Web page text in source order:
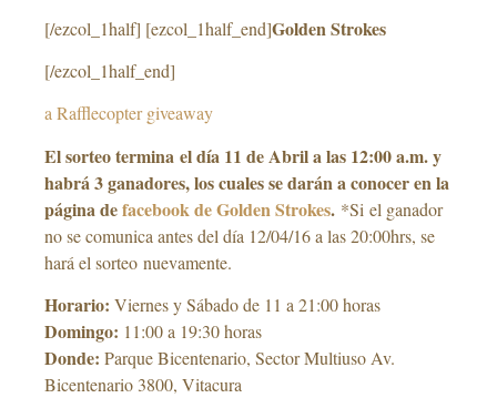
[/ezcol_1half] [ezcol_1half_end]Golden Strokes
[/ezcol_1half_end]
a Rafflecopter giveaway
El sorteo termina el día 11 de Abril a las 12:00 a.m. y
habrá 3 ganadores, los cuales se darán a conocer en la
página defacebook de Golden Strokes. *Si el ganador
no se comunica antes del día 12/04/16 a las 20:00hrs, se
hará el sorteo nuevamente.
Horario: Viernes y Sábado de 11 a 21:00 horas
Domingo: 11:00 a 19:30 horas
Donde: Parque Bicentenario, Sector Multiuso Av.
Bicentenario 3800, Vitacura